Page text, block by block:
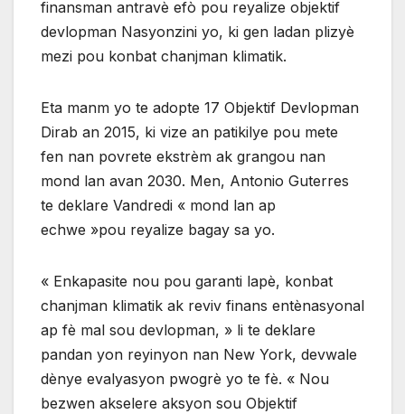
finansman antravè efò pou reyalize objektif
devlopman Nasyonzini yo, ki gen ladan plizyè
mezi pou konbat chanjman klimatik.
Eta manm yo te adopte 17 Objektif Devlopman
Dirab an 2015, ki vize an patikilye pou mete
fen nan povrete ekstrèm ak grangou nan
mond lan avan 2030. Men, Antonio Guterres
te deklare Vandredi « mond lan ap
echwe »pou reyalize bagay sa yo.
« Enkapasite nou pou garanti lapè, konbat
chanjman klimatik ak reviv finans entènasyonal
ap fè mal sou devlopman, » li te deklare
pandan yon reyinyon nan New York, devwale
dènye evalyasyon pwogrè yo te fè. « Nou
bezwen akselere aksyon sou Objektif